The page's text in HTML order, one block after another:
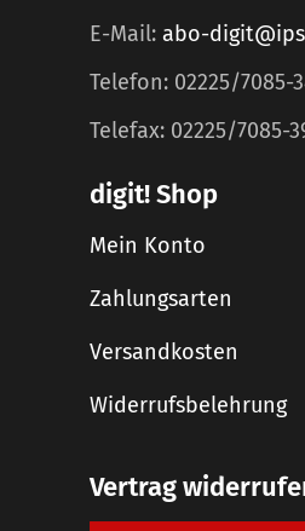
E-Mail: abo-
Telefon: 02225/7085-
Telefax: 02225/7085-
digit! Shop
Mein Konto
Zahlungsarten
Versandkosten
Widerrufsbelehrung
Vertrag